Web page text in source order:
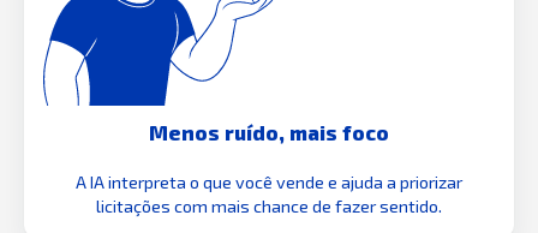
Menos ruído, mais foco
A IA interpreta o que você vende e ajuda a priorizar
licitações com mais chance de fazer sentido.